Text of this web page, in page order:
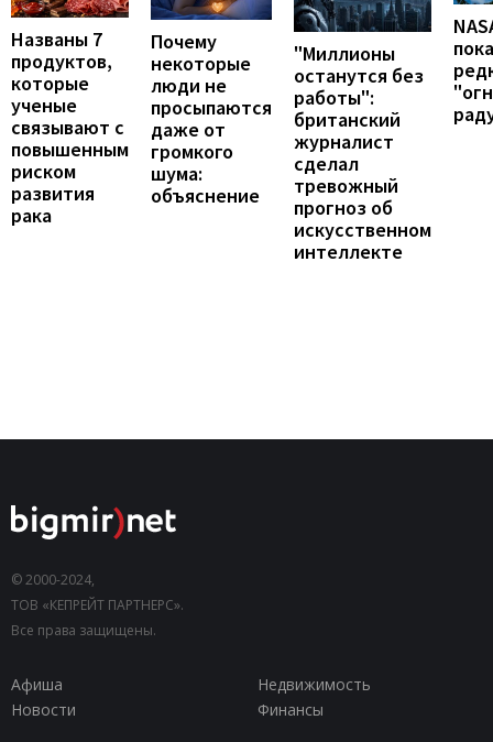
Названы 7
продуктов,
которые
ученые
связывают с
повышенным
риском
развития
рака
Почему
некоторые
люди не
просыпаются
даже от
громкого
шума:
объяснение
"Миллионы
останутся без
работы":
британский
журналист
сделал
тревожный
прогноз об
искусственном
интеллекте
© 2000-2024,
ТОВ «КЕПРЕЙТ ПАРТНЕРС».
Все права защищены.
Афиша
Недвижимость
Новости
Финансы